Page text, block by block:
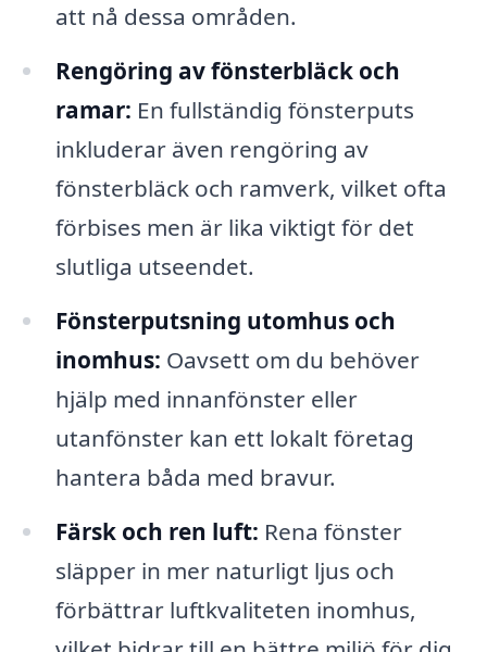
att nå dessa områden.
Rengöring av fönsterbläck och
ramar: En fullständig fönsterputs
inkluderar även rengöring av
fönsterbläck och ramverk, vilket ofta
förbises men är lika viktigt för det
slutliga utseendet.
Fönsterputsning utomhus och
inomhus: Oavsett om du behöver
hjälp med innanfönster eller
utanfönster kan ett lokalt företag
hantera båda med bravur.
Färsk och ren luft: Rena fönster
släpper in mer naturligt ljus och
förbättrar luftkvaliteten inomhus,